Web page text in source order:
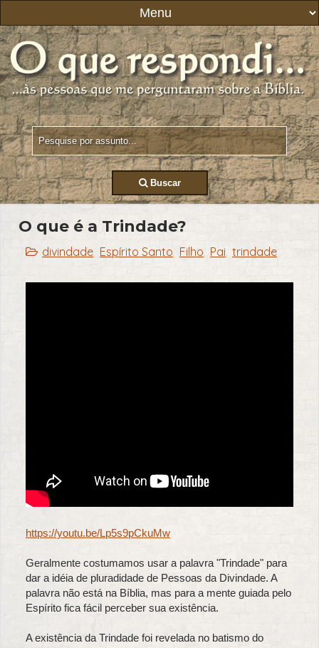
Buscar
O que é a Trindade?
divindade, Espírito Santo, Filho, Pai, trindade
https://youtu.be/Lp5s9pCkuMw
Geralmente costumamos usar a palavra "Trindade" para
dar a idéia de pluradidade de Pessoas da Divindade. A
palavra não está na Bíblia, mas para a mente guiada pelo
Espírito fica fácil perceber sua existência.
A existência da Trindade foi revelada no batismo do